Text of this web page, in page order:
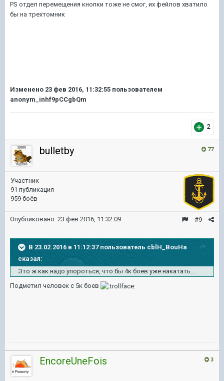
PS отдел перемещения кнопки тоже не смог, их фейлов хватило
бы на трехтомник
Изменено 23 фев 2016, 11:32:55 пользователем
anonym_inhf9pCCgbQm
2
77
bulletby
Участник
91 публикация
959 боёв
#9
Опубликовано: 23 фев 2016, 11:32:09
В 23.02.2016 в 11:12:37 пользователь cblH_BouHa
сказал:
Это ж как надо упороться, что бы 4к боев уже накатать....
Подметил человек с 5к боев
3
EncoreUneFois